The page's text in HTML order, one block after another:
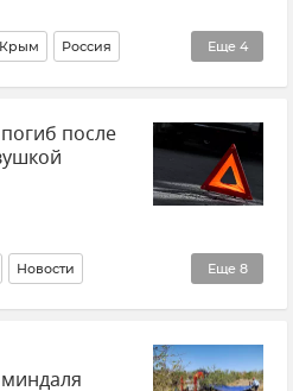
Еще 4
Крым Россия
Общество Казахстан
после
Еще 8
Новости
ДТП